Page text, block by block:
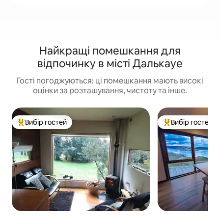
Найкращі помешкання для
відпочинку в місті Далькауе
Гості погоджуються: ці помешкання мають високі
оцінки за розташування, чистоту та інше.
Топ вибір гостей
Вибір гостей Топ вибір гостей
Вибір гостей